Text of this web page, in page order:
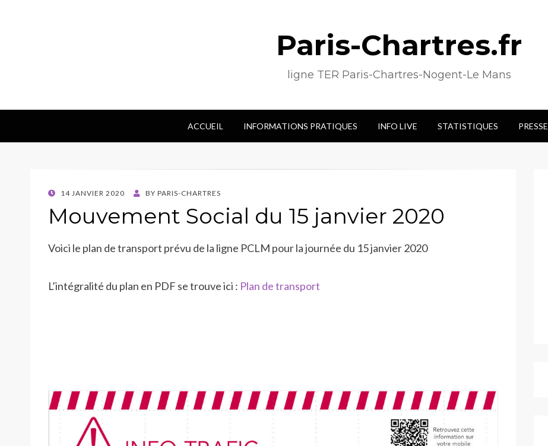
Paris-Chartres.fr
ligne TER Paris-Chartres-Nogent-Le Mans
ACCUEIL INFORMATIONS PRATIQUES INFO LIVE STATISTIQUES PRESSE
POSTED
14 JANVIER 2020 BY PARIS-CHARTRES
Mouvement Social du 15 janvier 2020
Voici le plan de transport prévu de la ligne PCLM pour la journée du 15 janvier 2020
L’intégralité du plan en PDF se trouve ici : Plan de transport